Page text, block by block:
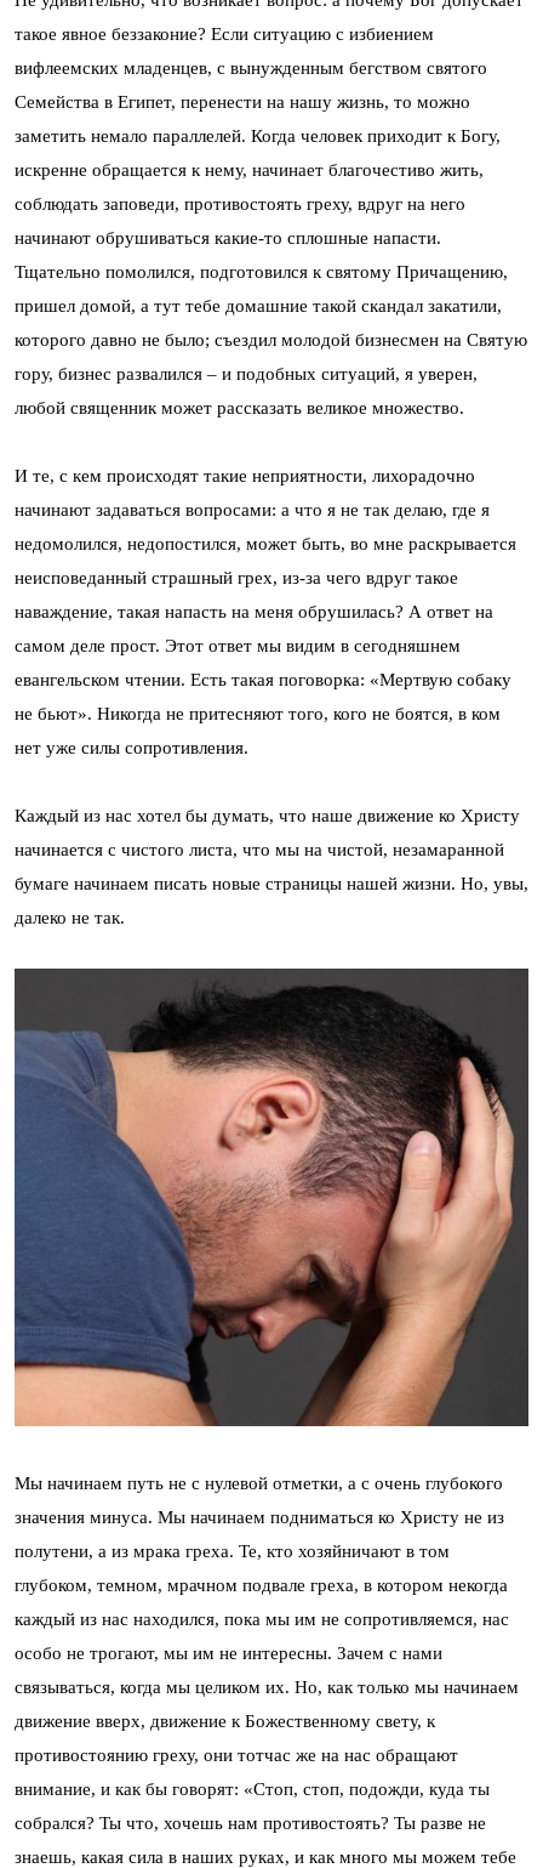
такое явное беззаконие? Если ситуацию с избиением
вифлеемских младенцев, с вынужденным бегством святого
Семейства в Египет, перенести на нашу жизнь, то можно
заметить немало параллелей. Когда человек приходит к Богу,
искренне обращается к нему, начинает благочестиво жить,
соблюдать заповеди, противостоять греху, вдруг на него
начинают обрушиваться какие-то сплошные напасти.
Тщательно помолился, подготовился к святому Причащению,
пришел домой, а тут тебе домашние такой скандал закатили,
которого давно не было; съездил молодой бизнесмен на Святую
гору, бизнес развалился – и подобных ситуаций, я уверен,
любой священник может рассказать великое множество.
И те, с кем происходят такие неприятности, лихорадочно
начинают задаваться вопросами: а что я не так делаю, где я
недомолился, недопостился, может быть, во мне раскрывается
неисповеданный страшный грех, из-за чего вдруг такое
наваждение, такая напасть на меня обрушилась? А ответ на
самом деле прост. Этот ответ мы видим в сегодняшнем
евангельском чтении. Есть такая поговорка: «Мертвую собаку
не бьют». Никогда не притесняют того, кого не боятся, в ком
нет уже силы сопротивления.
Каждый из нас хотел бы думать, что наше движение ко Христу
начинается с чистого листа, что мы на чистой, незамаранной
бумаге начинаем писать новые страницы нашей жизни. Но, увы,
далеко не так.
Мы начинаем путь не с нулевой отметки, а с очень глубокого
значения минуса. Мы начинаем подниматься ко Христу не из
полутени, а из мрака греха. Те, кто хозяйничают в том
глубоком, темном, мрачном подвале греха, в котором некогда
каждый из нас находился, пока мы им не сопротивляемся, нас
особо не трогают, мы им не интересны. Зачем с нами
связываться, когда мы целиком их. Но, как только мы начинаем
движение вверх, движение к Божественному свету, к
противостоянию греху, они тотчас же на нас обращают
внимание, и как бы говорят: «Стоп, стоп, подожди, куда ты
собрался? Ты что, хочешь нам противостоять? Ты разве не
знаешь, какая сила в наших руках, и как много мы можем тебе